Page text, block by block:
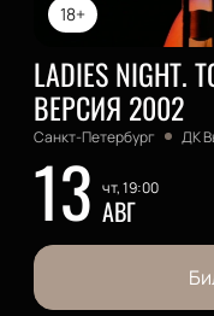
18+
LADIES
ВЕРСИЯ 2002
Санкт-Петербург ДК
13 чт, 19:00
АВГ